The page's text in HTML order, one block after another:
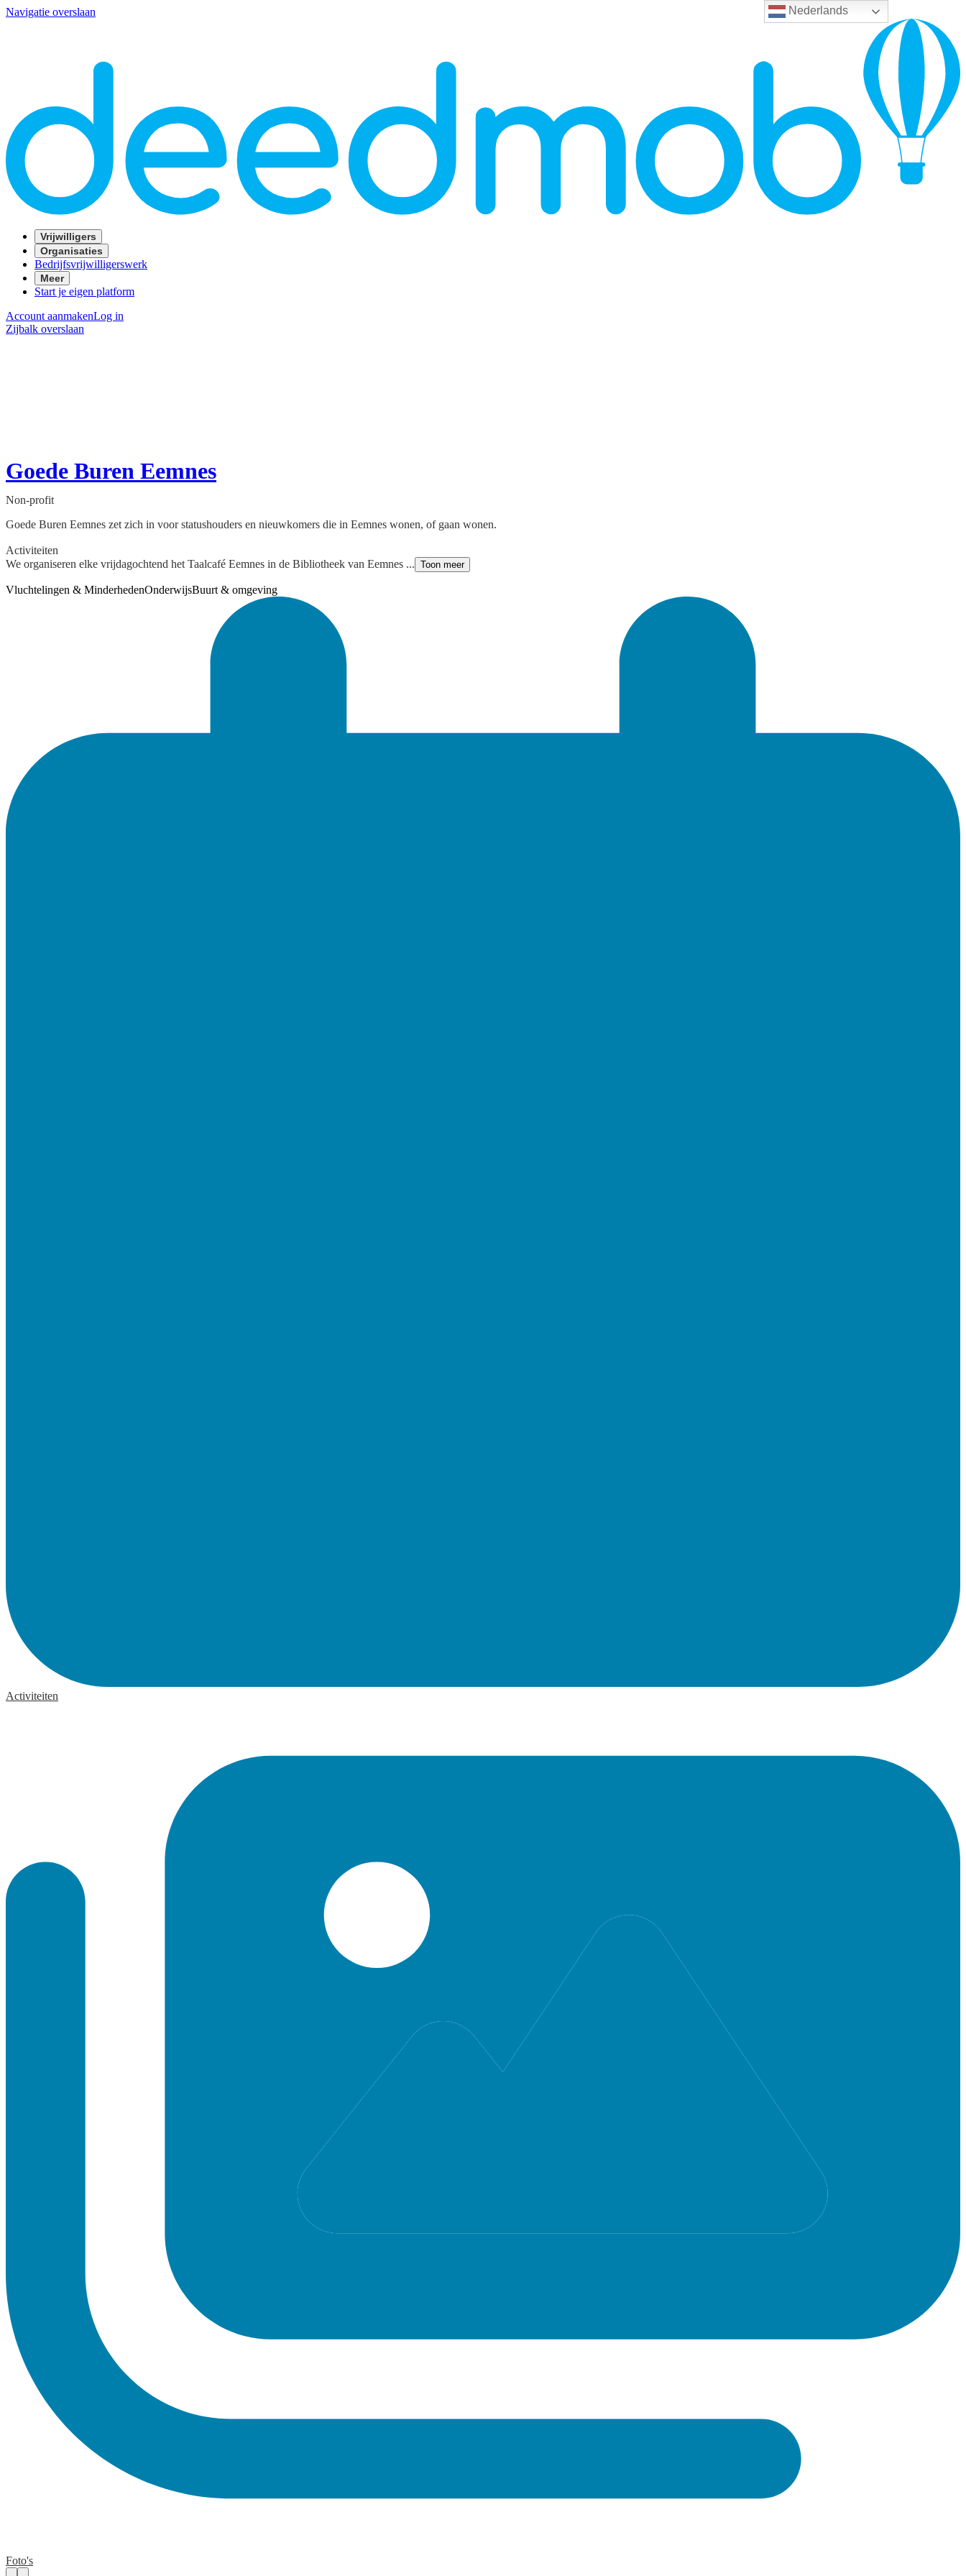
Nederlands
Navigatie overslaan
Vrijwilligers
Organisaties
Bedrijfsvrijwilligerswerk
Meer
Start je eigen platform
Account aanmakenLog in
Zijbalk overslaan
Goede Buren Eemnes
Non-profit
Goede Buren Eemnes zet zich in voor statushouders en nieuwkomers die in Eemnes wonen, of gaan wonen.
Activiteiten
We organiseren elke vrijdagochtend het Taalcafé Eemnes in de Bibliotheek van Eemnes ... Toon meer
Vluchtelingen & MinderhedenOnderwijsBuurt & omgeving
Activiteiten
Foto's